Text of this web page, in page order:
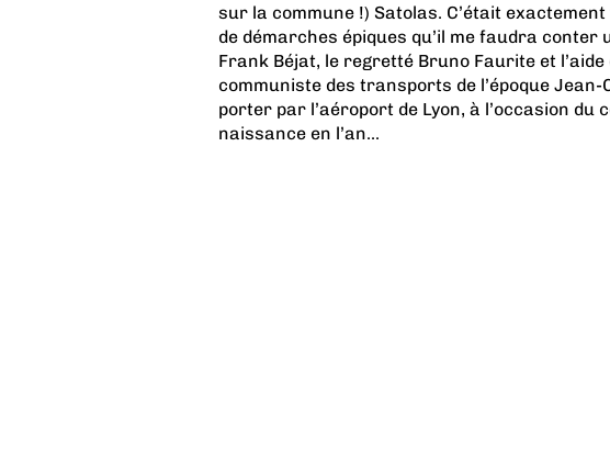
sur la commune !) Satolas. C’était
de démarches épiques qu’il me faudra
Frank Béjat, le regretté Bruno Faurite et
communiste des transports de l’époque
porter par l’aéroport de Lyon, à l’occasion du
naissance en l’an...